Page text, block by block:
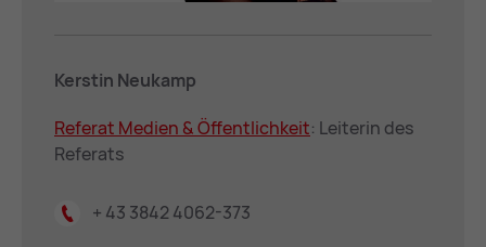
Kerstin Neukamp
Re­fe­rat Me­di­en & Öffent­lich­keit: Leiterin des
Referats
+ 43 3842 4062-373